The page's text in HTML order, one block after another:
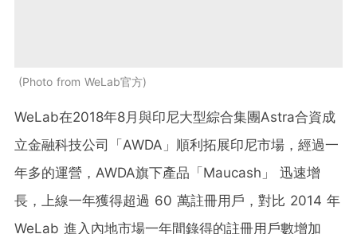
Photo from WeLab官方
WeLab在2018年8月與印尼大型綜合集團Astra合資成
立金融科技公司「AWDA」順利拓展印尼市場，經過一
年多的運營，AWDA旗下產品「Maucash」 迅速增
長，上線一年獲得超過 60 萬註冊用戶，對比 2014 年
WeLab 進入內地市場一年間錄得的註冊用戶數增加